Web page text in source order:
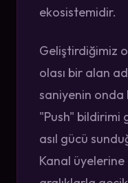
ekosistemidir.
Geliştirdiğimiz
olası bir alan
saniyenin onda
"Push" bildirimi
asıl gücü
Kanal